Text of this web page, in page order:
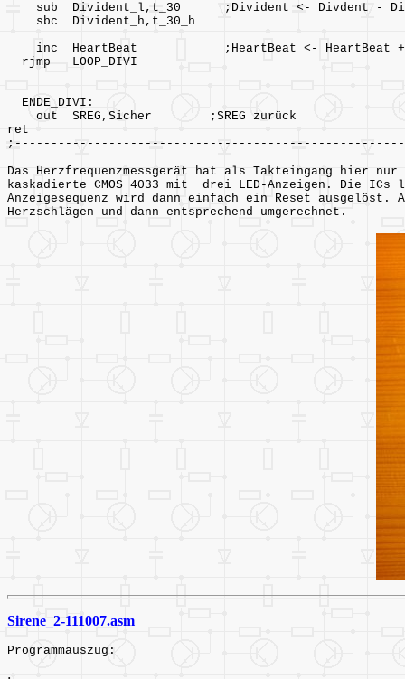
sub Divident_l,t_30 ;Divident <- Divdent -
sbc Divident_h,t_30_h
inc HeartBeat ;HeartBeat <- HeartBeat +
rjmp LOOP_DIVI
ENDE_DIVI:
out SREG,Sicher ;SREG zurück
ret
Das Herzfrequenzmessgerät hat als Takteingang hier
kaskadierte CMOS 4033 mit drei LED-Anzeigen. Die
Anzeigesequenz wird dann einfach ein Reset ausgelöst.
Herzschlägen und dann entsprechend umgerechnet.
Sirene_2-111007.asm
Programmauszug: